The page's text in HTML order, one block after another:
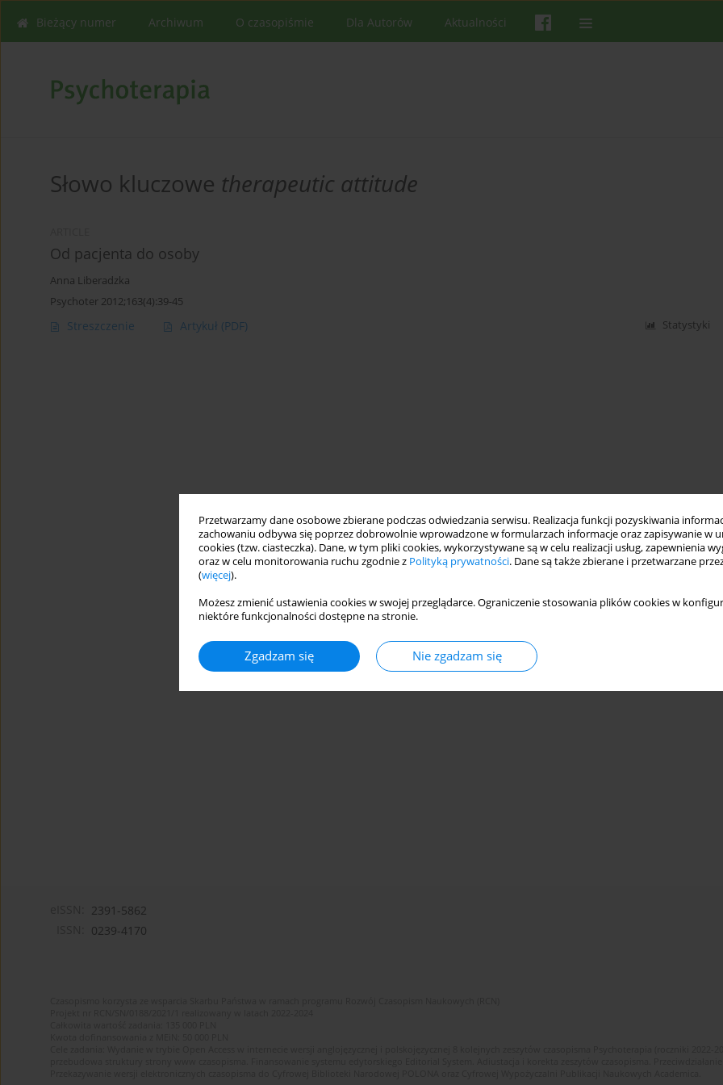
Przetwarzamy dane osobowe zbierane podczas odwiedzania serwisu. Realizacja funkcji pozyskiwania
zachowaniu odbywa się poprzez dobrowolnie wprowadzone w formularzach informacje oraz zapisywanie w
cookies (tzw. ciasteczka). Dane, w tym pliki cookies, wykorzystywane są w celu realizacji usług, zapewnienia
oraz w celu monitorowania ruchu zgodnie z Polityką prywatności. Dane są także zbierane i przetwarzane
(więcej).
Możesz zmienić ustawienia cookies w swojej przeglądarce. Ograniczenie stosowania plików cookies w
niektóre funkcjonalności dostępne na stronie.
Zgadzam się Nie zgadzam się
Bieżący numer Archiwum O czasopiśmie Dla Autorów Aktualności
Słowo kluczowe therapeutic attitude
Od pacjenta do osoby
Anna Liberadzka
Psychoter 2012;163(4):39-45
Streszczenie Artykuł (PDF) Statystyki
2391-5862
0239-4170